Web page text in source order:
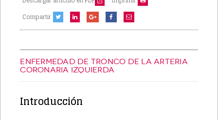
Compartir
ENFERMEDAD DE TRONCO DE LA ARTERIA
CORONARIA IZQUIERDA
Introducción